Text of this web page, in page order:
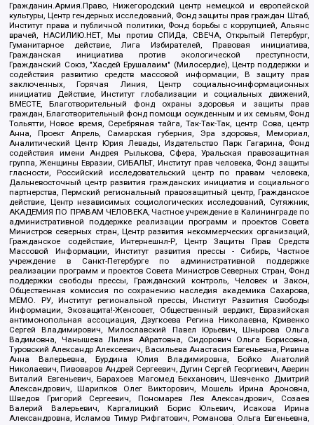
Гражданин.Армия.Право, Нижегородский центр немецкой и европейской
культуры, Центр гендерных исследований, Фонд защиты прав граждан Штаб,
Институт права и публичной политики, Фонд борьбы с коррупцией, Альянс
врачей, НАСИЛИЮ.НЕТ, Мы против СПИДа, СВЕЧА, Открытый Петербург,
Гуманитарное действие, Лига Избирателей, Правовая инициатива,
Гражданская инициатива против экологической преступности,
Гражданский Союз, "Хасдей Ерушалаим" (Милосердие), Центр поддержки и
содействия развитию средств массовой информации, В защиту прав
заключенных, Горячая Линия, Центр социально-информационных
инициатив Действие, Институт глобализации и социальных движений,
ВМЕСТЕ, Благотворительный фонд охраны здоровья и защиты прав
граждан, Благотворительный фонд помощи осужденным и их семьям, Фонд
Тольятти, Новое время, Серебряная тайга, Так-Так-Так, центр Сова, центр
Анна, Проект Апрель, Самарская губерния, Эра здоровья, Мемориал,
Аналитический Центр Юрия Левады, Издательство Парк Гагарина, Фонд
содействия имени Андрея Рылькова, Сфера, Уральская правозащитная
группа, Женщины Евразии, СИБАЛЬТ, Институт прав человека, Фонд защиты
гласности, Российский исследовательский центр по правам человека,
Дальневосточный центр развития гражданских инициатив и социального
партнерства, Пермский региональный правозащитный центр, Гражданское
действие, Центр независимых социологических исследований, Сутяжник,
АКАДЕМИЯ ПО ПРАВАМ ЧЕЛОВЕКА, Частное учреждение в Калининграде по
административной поддержке реализации программ и проектов Совета
Министров северных стран, Центр развития некоммерческих организаций,
Гражданское содействие, Интернешнл-Р, Центр Защиты Прав Средств
Массовой Информации, Институт развития прессы - Сибирь, Частное
учреждение в Санкт-Петербурге по административной поддержке
реализации программ и проектов Совета Министров Северных Стран, Фонд
поддержки свободы прессы, Гражданский контроль, Человек и Закон,
Общественная комиссия по сохранению наследия академика Сахарова,
МЕМО. РУ, Институт региональной прессы, Институт Развития Свободы
Информации, Экозащита!-Женсовет, Общественный вердикт, Евразийская
антимонопольная ассоциация, Дзугкоева Регина Николаевна, Кривенко
Сергей Владимирович, Милославский Павел Юрьевич, Шнырова Ольга
Вадимовна, Чанышева Лилия Айратовна, Сидорович Ольга Борисовна,
Туровский Александр Алексеевич, Васильева Анастасия Евгеньевна, Ривина
Анна Валерьевна, Бурдина Юлия Владимировна, Бойко Анатолий
Николаевич, Пивоваров Андрей Сергеевич, Дугин Сергей Георгиевич, Аверин
Виталий Евгеньевич, Барахоев Магомед Бекханович, Шевченко Дмитрий
Александрович, Шарипков Олег Викторович, Мошель Ирина Ароновна,
Шведов Григорий Сергеевич, Пономарев Лев Александрович, Созаев
Валерий Валерьевич, Каргалицкий Борис Юльевич, Исакова Ирина
Александровна, Исламов Тимур Рифгатович, Романова Ольга Евгеньевна,